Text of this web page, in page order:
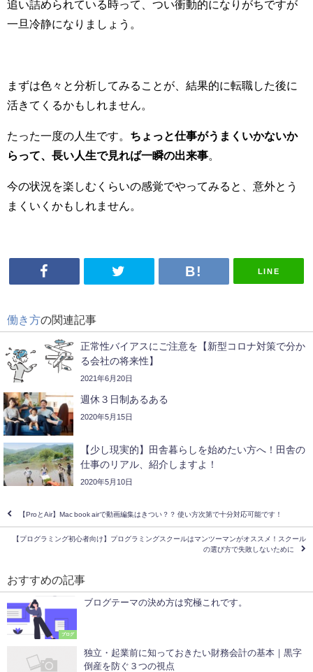
追い詰められている時って、つい衝動的になりがちですが
一旦冷静になりましょう。
まずは色々と分析してみることが、結果的に転職した後に
活きてくるかもしれません。
たった一度の人生です。 ちょっと仕事がうまくいかないか
らって、長い人生で見れば一瞬の出来事
今の状況を楽しむくらいの感覚でやってみると、意外とう
まくいくかもしれません。
LINE
働き方の関連記事
正常性バイアスにご注意を【新型コロナ対策で分か
る会社の将来性】
2021年6月20日
週休３日制あるある
2020年5月15日
【少し現実的】田舎暮らしを始めたい方へ！田舎の
仕事のリアル、紹介しますよ！
2020年5月10日
【ProとAir】Mac book airで動画編集はきつい？？ 使い方次第で十分対応可能です！
【プログラミング初心者向け】プログラミングスクールはマンツーマンがオススメ！スクール
の選び方で失敗しないために
おすすめの記事
ブログ
ブログテーマの決め方は究極これです。
独立・起業前に知っておきたい財務会計の基本｜黒字
倒産を防ぐ３つの視点